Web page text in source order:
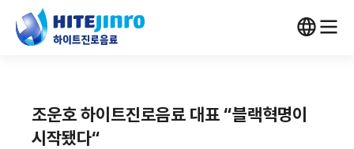
조운호 하이트진로음료 대표 “블랙혁명이
시작됐다“